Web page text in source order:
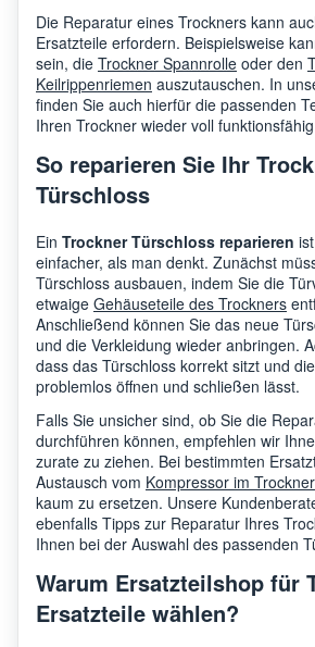
Die Reparatur eines Trockners kann
Ersatzteile erfordern. Beispielsweise
sein, die Trockner Spannrolle oder den
Keilrippenriemen auszutauschen. In
finden Sie auch hierfür die passenden
Ihren Trockner wieder voll
So reparieren Sie Ihr
Türschloss
Ein Trockner Türschloss reparieren
einfacher, als man denkt. Zunächst
Türschloss ausbauen, indem Sie die
etwaige Gehäuseteile des Trockners
Anschließend können Sie das neue
und die Verkleidung wieder anbringen.
dass das Türschloss korrekt sitzt und
problemlos öffnen und schließen lässt.
Falls Sie unsicher sind, ob Sie die
durchführen können, empfehlen wir
zurate zu ziehen. Bei bestimmten
Austausch vom Kompressor im Trockner
kaum zu ersetzen. Unsere
ebenfalls Tipps zur Reparatur Ihres
Ihnen bei der Auswahl des passenden
Warum Ersatzteilshop für
Ersatzteile wählen?